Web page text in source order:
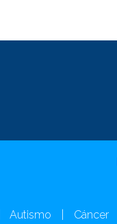
Autismo Cáncer